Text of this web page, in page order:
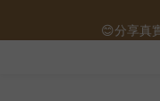
保健品